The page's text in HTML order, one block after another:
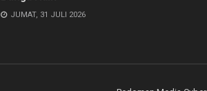
JUMAT, 31 JULI 2026